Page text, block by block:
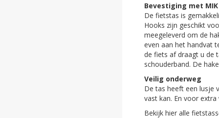
Bevestiging met
De fietstas is
Hooks zijn geschikt
meegeleverd om de
even aan het handvat
de fiets af draagt u de
schouderband. De
Veilig onderweg
De tas heeft een lusje
vast kan. En voor
Bekijk hier alle